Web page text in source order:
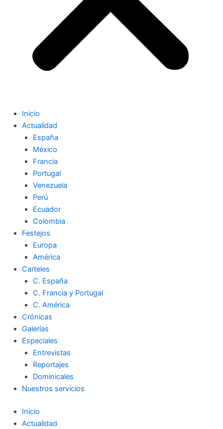
Inicio
Actualidad
España
México
Francia
Portugal
Venezuela
Perú
Ecuador
Colombia
Festejos
Europa
América
Carteles
C. España
C. Francia y Portugal
C. América
Crónicas
Galerías
Especiales
Entrevistas
Reportajes
Dominicales
Nuestros servicios
Inicio
Actualidad